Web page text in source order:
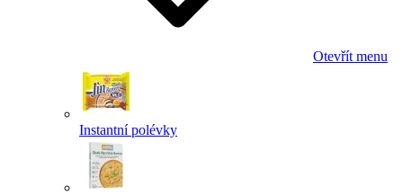
Otevřít menu
Instantní polévky